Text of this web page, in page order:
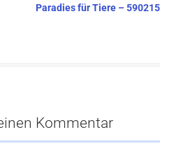
Paradies für Tiere – 590215
Kommentar